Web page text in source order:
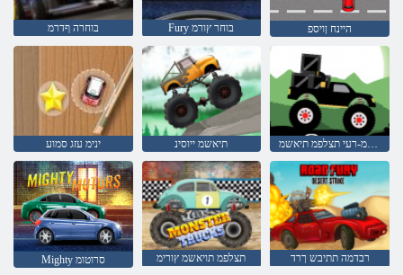
בוחרה ףדרמ Fury בוחר ץורמ היינח ןויספ
ינימ עזג סמוע תיאשמ ייוסינ חולשמ-רעי תצלפמ תיאשמ
Mighty סרוטומ תצלפמ תויאשמ ץורימ רבדמה תתיבש ךרד